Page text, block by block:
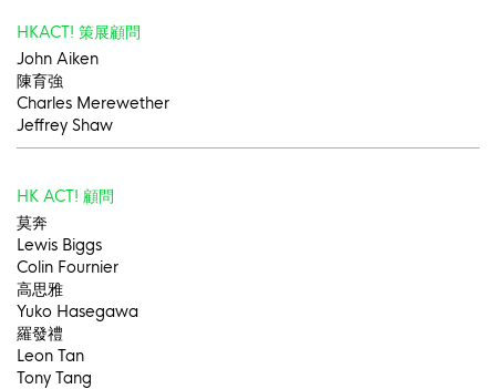
HKACT! 策展顧問
John Aiken
陳育強
Charles Merewether
Jeffrey Shaw
HK ACT! 顧問
莫奔
Lewis Biggs
Colin Fournier
高思雅
Yuko Hasegawa
羅發禮
Leon Tan
Tony Tang